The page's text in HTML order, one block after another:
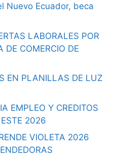
Nuevo Ecuador, beca
LABORALES POR
DE COMERCIO DE
EN PLANILLAS DE LUZ
EMPLEO Y CREDITOS
2026
VIOLETA 2026